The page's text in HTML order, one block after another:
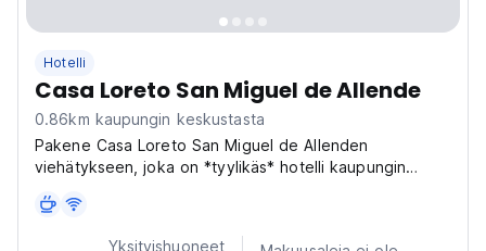
Hotelli
Casa Loreto San Miguel de Allende
0.86km kaupungin keskustasta
Pakene Casa Loreto San Miguel de Allenden
viehätykseen, joka on *tyylikäs* hotelli kaupungin
käsityömarkkinoiden vieressä. Uppoudu
*kodikkaaseen* tunnelmaan ja löydä rauhallinen keidas
Yksityishuoneet